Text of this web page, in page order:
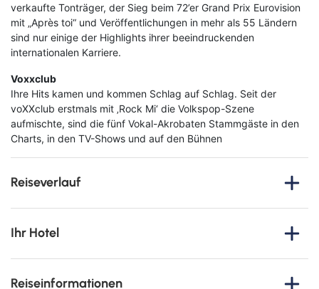
verkaufte Tonträger, der Sieg beim 72’er Grand Prix Eurovision
mit „Après toi“ und Veröffentlichungen in mehr als 55 Ländern
sind nur einige der Highlights ihrer beeindruckenden
internationalen Karriere.
Voxxclub
Ihre Hits kamen und kommen Schlag auf Schlag. Seit der
voXXclub erstmals mit ‚Rock Mi‘ die Volkspop-Szene
aufmischte, sind die fünf Vokal-Akrobaten Stammgäste in den
Charts, in den TV-Shows und auf den Bühnen
Reiseverlauf
besondere Reise nach Bremen – perfekt kombiniert mit einem
echten Highlight: der legendären
Schlagernacht des Jahres
Ihr Hotel
Reiseinformationen
Schlagernacht des Jahres